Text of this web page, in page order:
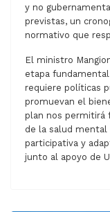
y no
previstas, un
normativo que
El ministro
etapa
requiere políticas
promuevan el
plan nos permitirá
de la salud
participativa y
junto al apoyo de